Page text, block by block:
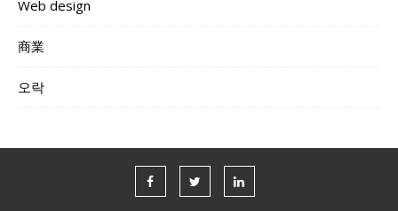
Web design
商業
오락